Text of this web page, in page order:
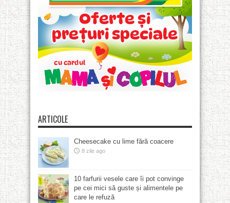
ARTICOLE
Cheesecake cu lime fără coacere
8 zile ago
10 farfurii vesele care îi pot convinge
pe cei mici să guste și alimentele pe
care le refuză